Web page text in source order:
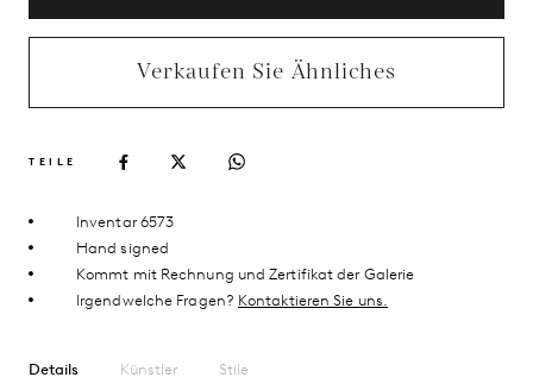
Verkaufen Sie Ähnliches
TEILE
Inventar 6573
Hand signed
Kommt mit Rechnung und Zertifikat der Galerie
Irgendwelche Fragen? Kontaktieren Sie uns.
Details Künstler Stile